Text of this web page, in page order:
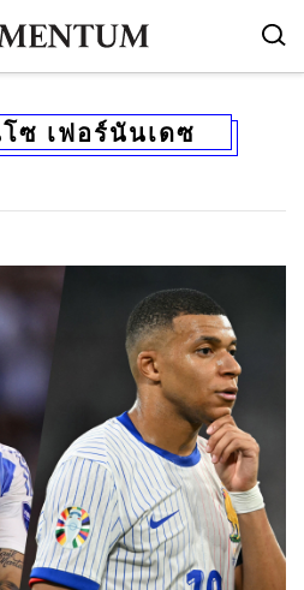
ซ เฟอร์นันเดซ